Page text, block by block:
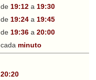
de 19:12 a 19:30
de 19:24 a 19:45
de 19:36 a 20:00
cada minuto
20:20